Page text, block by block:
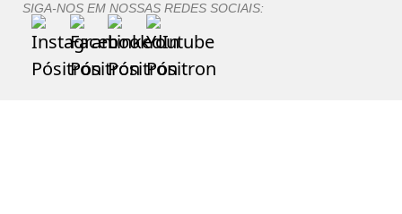
SIGA-NOS EM NOSSAS REDES SOCIAIS: